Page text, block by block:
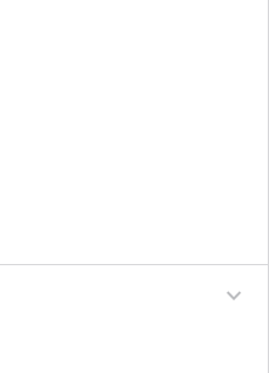
expand_more